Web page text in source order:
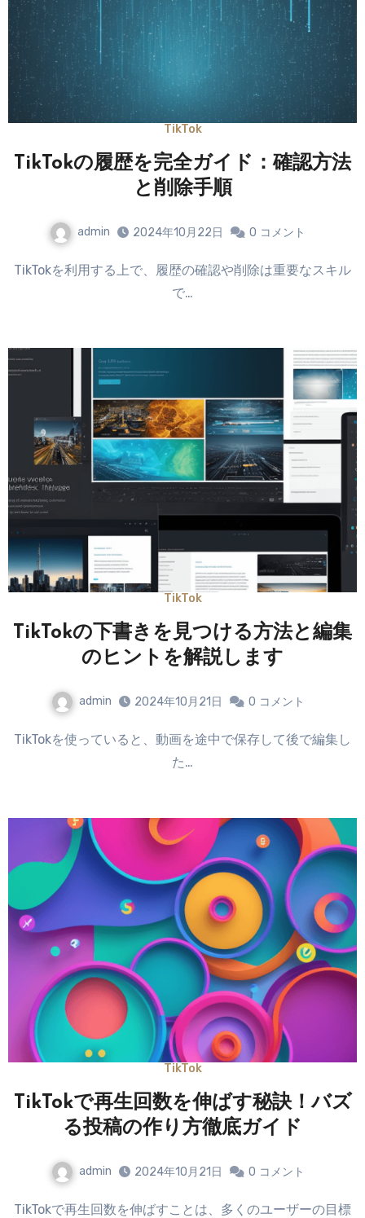
TikTok
TikTokの履歴を完全ガイド：確認方法
と削除手順
admin 2024年10月22日 0 コメント
TikTokを利用する上で、履歴の確認や削除は重要なスキル
で…
TikTok
TikTokの下書きを見つける方法と編集
のヒントを解説します
admin 2024年10月21日 0 コメント
TikTokを使っていると、動画を途中で保存して後で編集し
た…
TikTok
TikTokで再生回数を伸ばす秘訣！バズ
る投稿の作り方徹底ガイド
admin 2024年10月21日 0 コメント
TikTokで再生回数を伸ばすことは、多くのユーザーの目標